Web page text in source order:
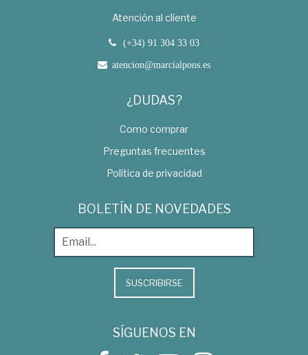
Atención al cliente
(+34) 91 304 33 03
atencion@marcialpons.es
¿DUDAS?
Como comprar
Preguntas frecuentes
Política de privacidad
BOLETÍN DE NOVEDADES
SUSCRIBIRSE
SÍGUENOS EN